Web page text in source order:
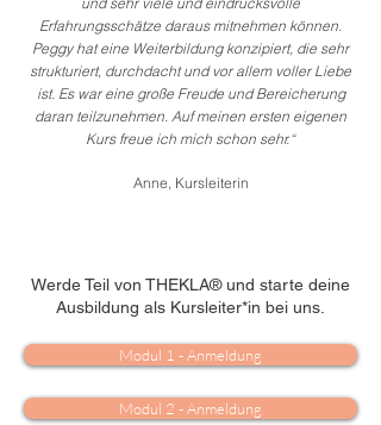
Erfahrungsschätze daraus mitnehmen können.
Peggy hat eine Weiterbildung konzipiert, die sehr
strukturiert, durchdacht und vor allem voller Liebe
ist. Es war eine große Freude und Bereicherung
daran teilzunehmen. Auf meinen ersten eigenen
Kurs freue ich mich schon sehr.“
Anne, Kursleiterin
Werde Teil von THEKLA® und starte deine
Ausbildung als Kursleiter*in bei uns.
Modul 1 - Anmeldung
Modul 2 - Anmeldung